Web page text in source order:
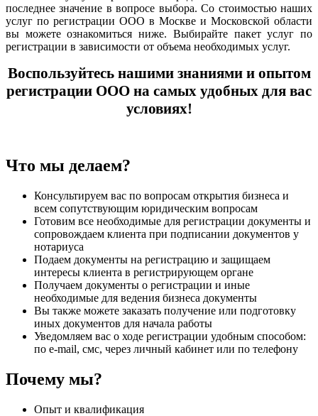
последнее значение в вопросе выбора. Со стоимостью наших
услуг по регистрации ООО в Москве и Московской области
вы можете ознакомиться ниже. Выбирайте пакет услуг по
регистрации в зависимости от объема необходимых услуг.
Воспользуйтесь нашими знаниями и опытом
регистрации ООО на самых удобных для вас
условиях!
Что мы делаем?
Консультируем вас по вопросам открытия бизнеса и
всем сопутствующим юридическим вопросам
Готовим все необходимые для регистрации документы и
сопровождаем клиента при подписании документов у
нотариуса
Подаем документы на регистрацию и защищаем
интересы клиента в регистрирующем органе
Получаем документы о регистрации и иные
необходимые для ведения бизнеса документы
Вы также можете заказать получение или подготовку
иных документов для начала работы
Уведомляем вас о ходе регистрации удобным способом:
по e-mail, смс, через личный кабинет или по телефону
Почему мы?
Опыт и квалификация